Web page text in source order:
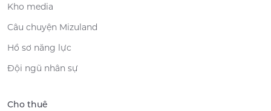
Kho media
Câu chuyện Mizuland
Hồ sơ năng lực
Đội ngũ nhân sự
Cho thuê